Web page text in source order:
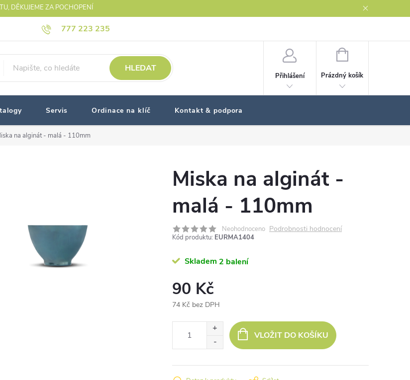
DĚKUJEME ZA POCHOPENÍ
777 223 235
HLEDAT
Přihlášení
NÁKUPNÍ
Prázdný košík
Servis Ordinace na klíč Kontakt & podpora
na alginát - malá - 110mm
Miska na alginát -
malá - 110mm
Neohodnoceno Podrobnosti hodnocení
Kód produktu: EURMA1404
Skladem 2 balení
90 Kč
74 Kč bez DPH
VLOŽIT DO KOŠÍKU